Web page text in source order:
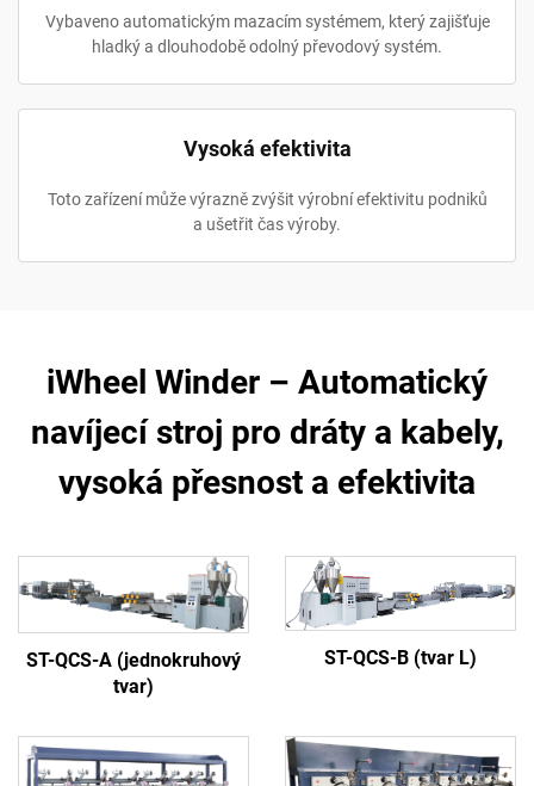
Vybaveno automatickým mazacím systémem, který zajišťuje
hladký a dlouhodobě odolný převodový systém.
Vysoká efektivita
Toto zařízení může výrazně zvýšit výrobní efektivitu podniků
a ušetřit čas výroby.
iWheel Winder – Automatický
navíjecí stroj pro dráty a kabely,
vysoká přesnost a efektivita
ST-QCS-A (jednokruhový
tvar)
ST-QCS-B (tvar L)